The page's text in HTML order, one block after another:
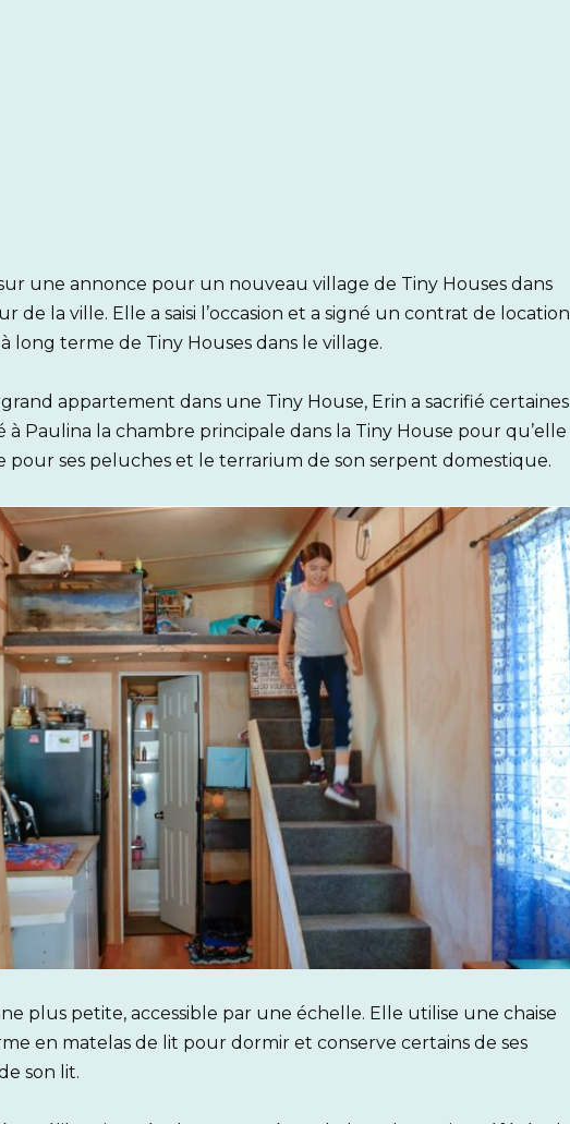
une annonce pour un nouveau village de Tiny Houses dans
de la ville. Elle a saisi l’occasion et a signé un contrat de location
long terme de Tiny Houses dans le village.
appartement dans une Tiny House, Erin a sacrifié certaines
à Paulina la chambre principale dans la Tiny House pour qu’elle
pour ses peluches et le terrarium de son serpent domestique.
plus petite, accessible par une échelle. Elle utilise une chaise
en matelas de lit pour dormir et conserve certains de ses
son lit.